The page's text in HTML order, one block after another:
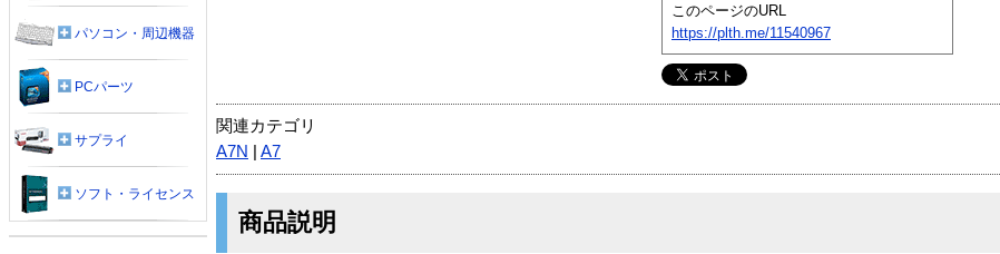
このページのURL
https://plth.me/11540967
関連カテゴリ
A7N
A7
商品説明
パソコン・周辺機器
PCパーツ
サプライ
ソフト・ライセンス